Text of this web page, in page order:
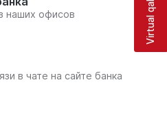
наших офисов
в чате на сайте банка